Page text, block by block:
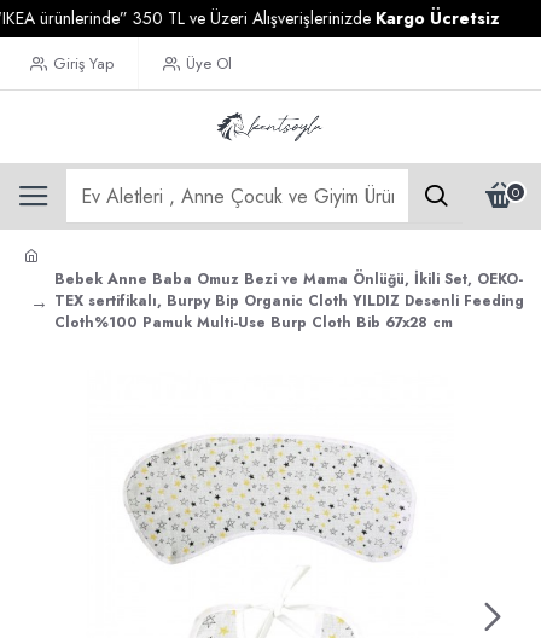
ürünlerinde” 350 TL ve Üzeri AlışverişlerinizdeKargo Ücretsiz
Giriş Yap Üye Ol
0
Bebek Anne Baba Omuz Bezi ve Mama Önlüğü, İkili Set, OEKO-
TEX sertifikalı, Burpy Bip Organic Cloth YILDIZ Desenli Feeding
Cloth%100 Pamuk Multi-Use Burp Cloth Bib 67x28 cm